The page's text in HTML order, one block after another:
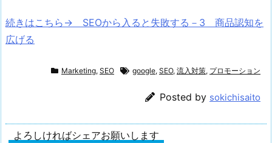
続きはこちら→ SEOから入ると失敗する－3 商品認知を
広げる
Marketing, SEO google, SEO, 流入対策, プロモーション
Posted by sokichisaito
よろしければシェアお願いします